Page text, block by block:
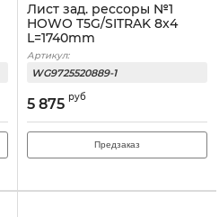
Лист зад. рессоры №1
HOWO T5G/SITRAK 8x4
L=1740mm
Артикул:
WG9725520889-1
5 875 руб
Предзаказ